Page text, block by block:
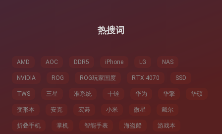
热搜词
AMD AOC DDR5 iPhone LG NAS
NVIDIA ROG ROG玩家国度 RTX 4070 SSD
TWS 三星 准系统 十铨 华为 华擎 华硕
变形本 安克 宏碁 小米 微星 戴尔
折叠手机 掌机 智能手表 海盗船 游戏本